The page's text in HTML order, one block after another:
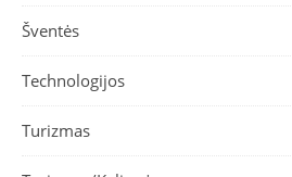
Šventės
Technologijos
Turizmas